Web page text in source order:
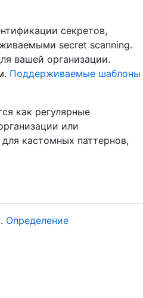
секретов,
secret scanning.
вашей организации.
Поддерживаемые шаблоны
как регулярные
или
кастомных паттернов,
Определение